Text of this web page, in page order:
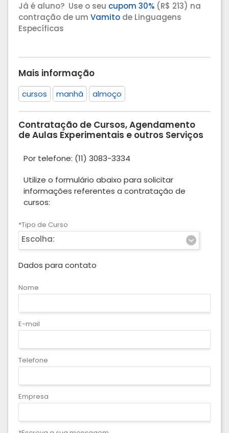
Jâ é aluno? Use o seu cupom 30% (R$ 213) na
contração de um Vamito de Linguagens
Específicas
Mais informação
cursos manhã almoço
Contratação de Cursos, Agendamento
de Aulas Experimentais e outros Serviços
Por telefone: (11) 3083-3334
Utilize o formulário abaixo para solicitar
informações referentes a contratação de
cursos:
*Tipo de Curso
Escolha:
Dados para contato
Nome
E-mail
Telefone
Empresa